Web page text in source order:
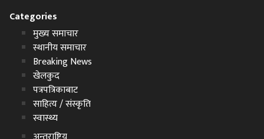
Categories
मुख्य समाचार
स्थानीय समाचार
Breaking News
खेलकुद
पत्रपत्रिकाबाट
साहित्य / संस्कृति
स्वास्थ्य